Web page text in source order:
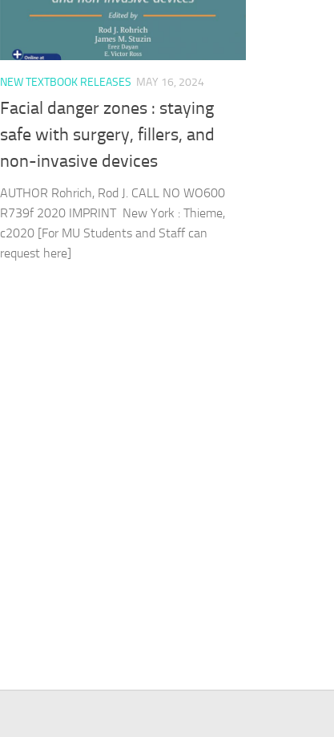
NEW TEXTBOOK RELEASES MAY 16, 2024
Facial danger zones : staying
safe with surgery, fillers, and
non-invasive devices
AUTHOR Rohrich, Rod J. CALL NO WO600
R739f 2020 IMPRINT New York : Thieme,
c2020 [For MU Students and Staff can
request here]